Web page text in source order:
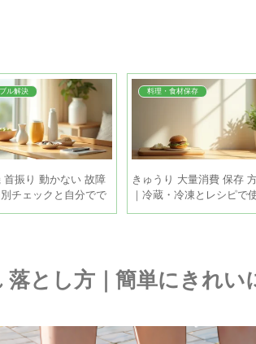
ル解決
首振り 動かない 故障
別チェックと自分でで
方
料理・食材保存
きゅうり 大量消費 保存
｜冷蔵・冷凍とレシピで
きるコツ
落とし方｜簡単にきれい